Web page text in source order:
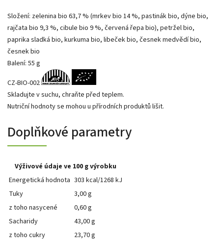
Složení: zelenina bio 63,7 % (mrkev bio 14 %, pastinák bio, dýne bio,
rajčata bio 9,3 %, cibule bio 9 %, červená řepa bio), petržel bio,
paprika sladká bio, kurkuma bio, libeček bio, česnek medvědí bio,
česnek bio
Balení: 55 g
CZ-BIO-002
Skladujte v suchu, chraňte před teplem.
Nutriční hodnoty se mohou u přírodních produktů lišit.
Doplňkové parametry
Výživové údaje ve 100 g výrobku
Energetická hodnota 303 kcal/1268 kJ
Tuky
3,00 g
z toho nasycené
0,60 g
Sacharidy
43,00 g
z toho cukry
23,70 g